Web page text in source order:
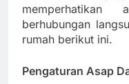
memperhatikan
berhubungan
rumah berikut ini.
Pengaturan Asap